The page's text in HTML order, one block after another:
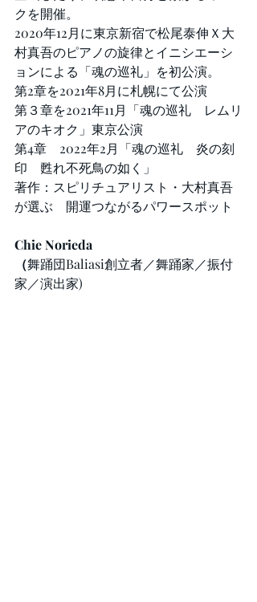
クを開催。
2020年12月に東京新宿で松尾泰伸Ｘ大
村真吾のピアノの旋律とイニシエーシ
ョンによる「魂の巡礼」を初公演。
第2章を2021年8月に札幌にて公演
第３章を2021年11月「魂の巡礼　レムリ
アのキオク」東京公演
第4章　2022年2月「魂の巡礼　炎の刻
印　甦れ不死鳥の如く」
著作：スピリチュアリスト・大村真吾
が選ぶ　開運つながるパワースポット
Chie Norieda
（舞踊団Baliasi創立者／舞踊家／振付
家／演出家)